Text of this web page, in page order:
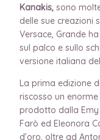
Kanakis, sono
delle sue creazioni
Versace, Grande
sul palco e sullo
versione italiana
La prima edizione
riscosso un
prodotto dalla Emy
Farò ed Eleonora
d’oro, oltre ad